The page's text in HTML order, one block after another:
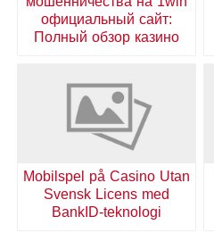
официальный сайт:
Полный обзор казино
Mobilspel på Casino Utan
Svensk Licens med
BankID-teknologi